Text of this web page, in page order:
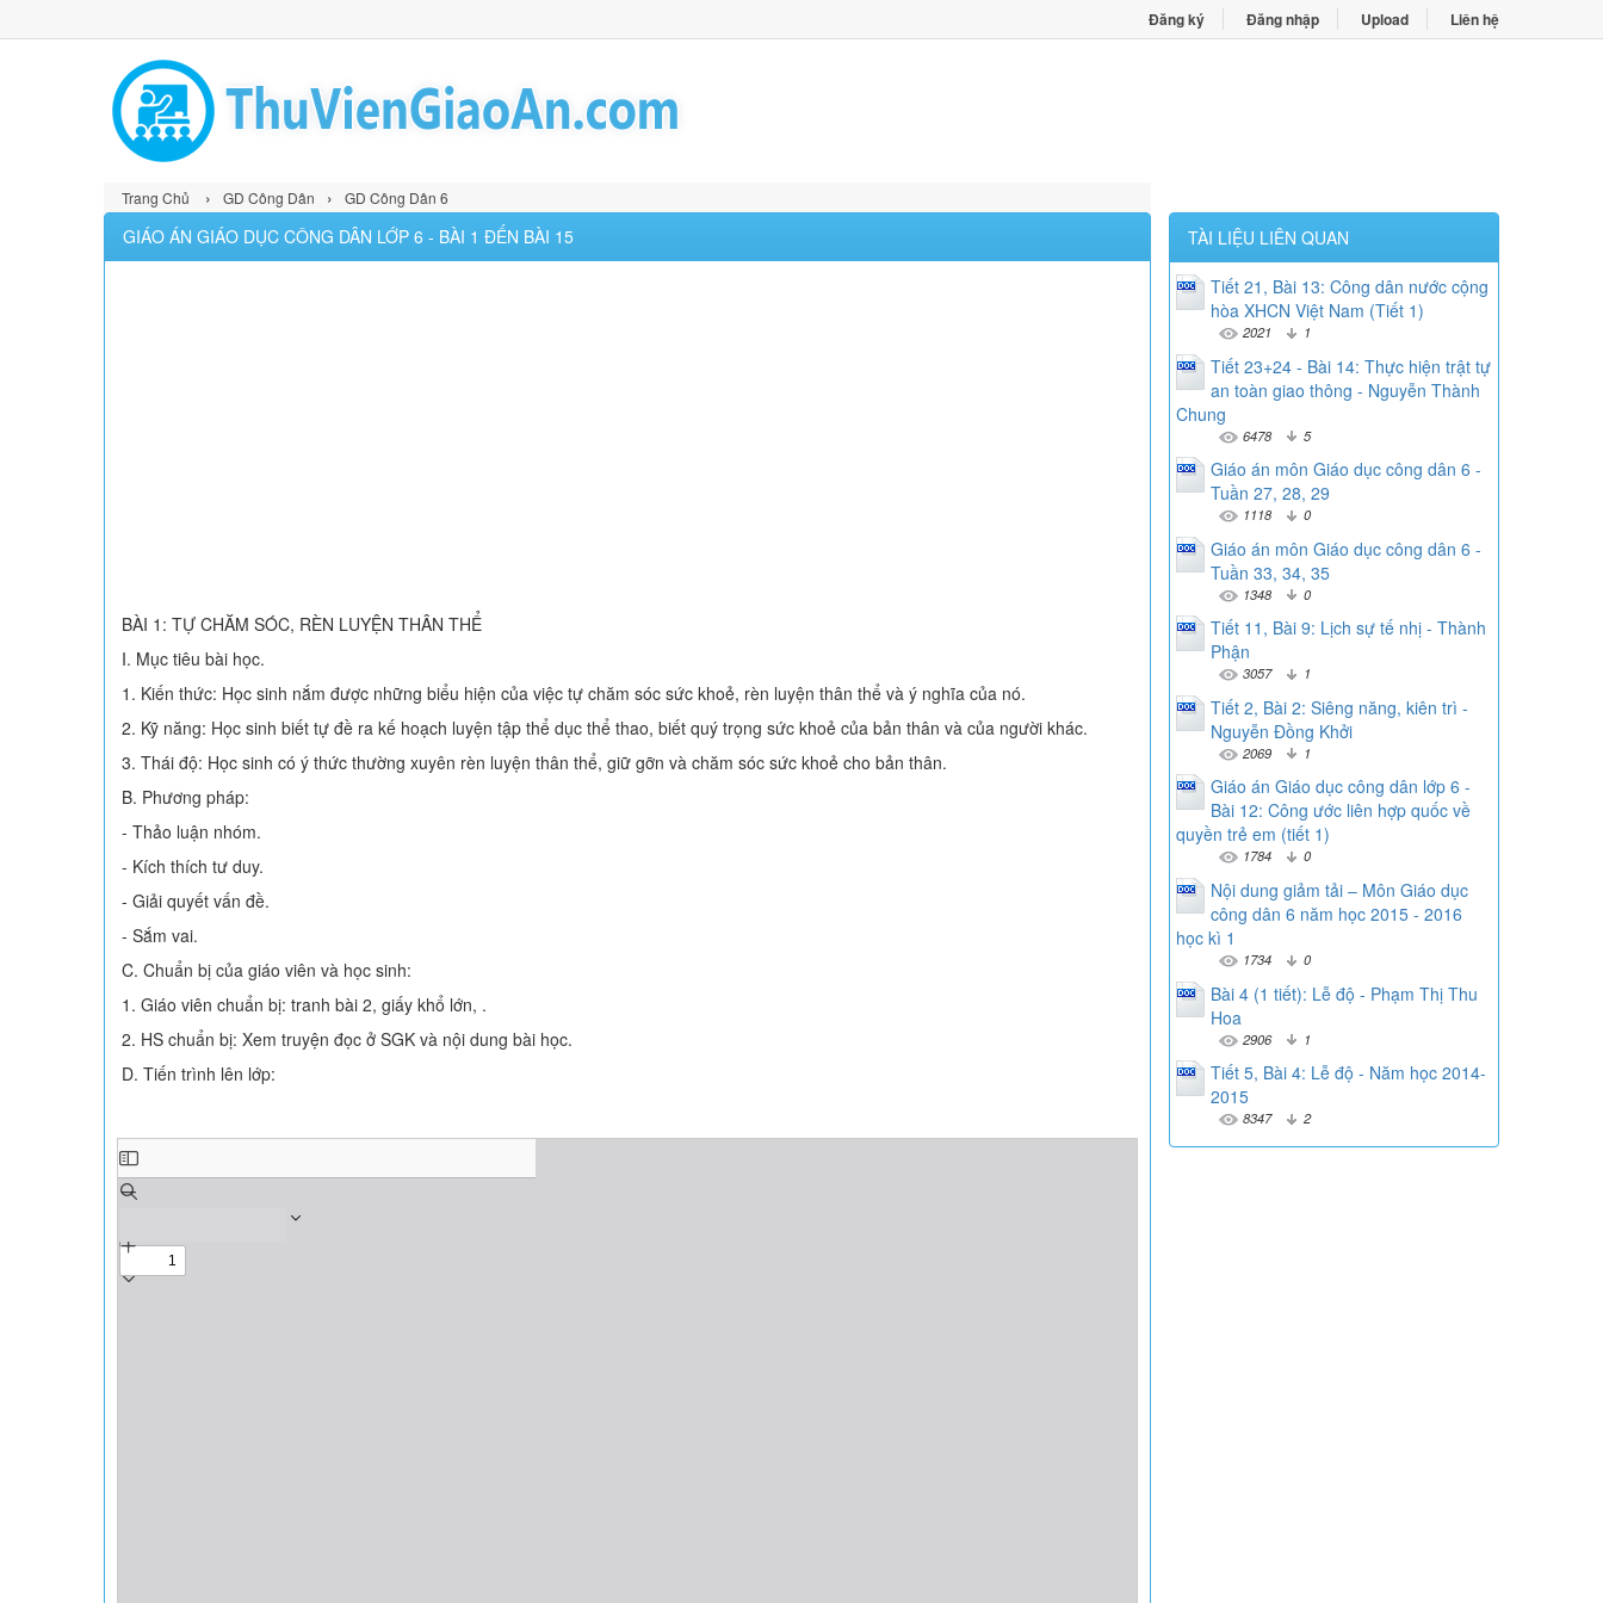
Đăng ký Đăng nhập Upload Liên hệ
Trang Chủ › GD Công Dân › GD Công Dân 6
GIÁO ÁN GIÁO DỤC CÔNG DÂN LỚP 6 - BÀI 1 ĐẾN BÀI 15
BÀI 1: TỰ CHĂM SÓC, RÈN LUYỆN THÂN THỂ
I. Mục tiêu bài học.
1. Kiến thức: Học sinh nắm được những biểu hiện của việc tự chăm sóc sức khoẻ, rèn luyện thân thể và ý nghĩa của nó.
2. Kỹ năng: Học sinh biết tự đề ra kế hoạch luyện tập thể dục thể thao, biết quý trọng sức khoẻ của bản thân và của người khác.
3. Thái độ: Học sinh có ý thức thường xuyên rèn luyện thân thể, giữ gỡn và chăm sóc sức khoẻ cho bản thân.
B. Phương pháp:
- Thảo luận nhóm.
- Kích thích tư duy.
- Giải quyết vấn đề.
- Sắm vai.
C. Chuẩn bị của giáo viên và học sinh:
1. Giáo viên chuẩn bị: tranh bài 2, giấy khổ lớn, .
2. HS chuẩn bị: Xem truyện đọc ở SGK và nội dung bài học.
D. Tiến trình lên lớp:
TÀI LIỆU LIÊN QUAN
Tiết 21, Bài 13: Công dân nước cộng
hòa XHCN Việt Nam (Tiết 1)
2021 1
Tiết 23+24 - Bài 14: Thực hiện trật tự
an toàn giao thông - Nguyễn Thành
Chung
6478 5
Giáo án môn Giáo dục công dân 6 -
Tuần 27, 28, 29
1118 0
Giáo án môn Giáo dục công dân 6 -
Tuần 33, 34, 35
1348 0
Tiết 11, Bài 9: Lịch sự tế nhị - Thành
Phận
3057 1
Tiết 2, Bài 2: Siêng năng, kiên trì -
Nguyễn Đồng Khởi
2069 1
Giáo án Giáo dục công dân lớp 6 -
Bài 12: Công ước liên hợp quốc về
quyền trẻ em (tiết 1)
1784 0
Nội dung giảm tải – Môn Giáo dục
công dân 6 năm học 2015 - 2016
học kì 1
1734 0
Bài 4 (1 tiết): Lễ độ - Phạm Thị Thu
Hoa
2906 1
Tiết 5, Bài 4: Lễ độ - Năm học 2014-
2015
8347 2